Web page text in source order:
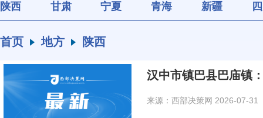
陕西 甘肃 宁夏 青海 新疆
首页 地方 陕西
汉中市镇巴县巴庙镇
来源：西部决策网 2026-07-31